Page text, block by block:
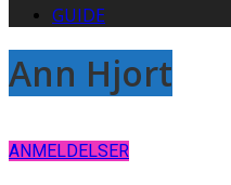
GUIDE
Ann Hjort
ANMELDELSER